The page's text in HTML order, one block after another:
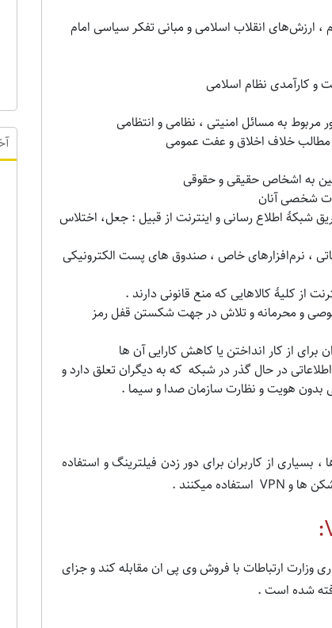
ارزش‌های انقلاب اسلامی و مبانی تفکر سیاسی امام
و کارآمدی نظام اسلامی
مربوط به مسائل امنیتی ، نظامی و انتظامی
مطالب خلاف اخلاق و عفت عمومی
به اشخاص حقیقی و حقوقی
شخصی آنان
شبکهٔ اطلاع ‌رسانی و اینترنت از قبیل : جعل، اختلاس
، نرم‌افزارهای خاص ، صندوق‌ های پست الکترونیکی
از کلیهٔ کالاهایی که منع قانونی دارند .
و محرمانه و تلاش در جهت شکستن قفل رمز
برای از کار انداختن یا کاهش کارایی آن ‌ها
در حال گذر در شبکه که به دیگران تعلق دارد و
بدون هویت و نظارت سازمان صدا و سیما .
بسیاری از کاربران برای دور زدن فیلترینگ و استفاده
ها و VPN استفاده میکنند .
:
با همکاری وزارت ارتباطات با فروش وی پی ان مقابله کند و جزای